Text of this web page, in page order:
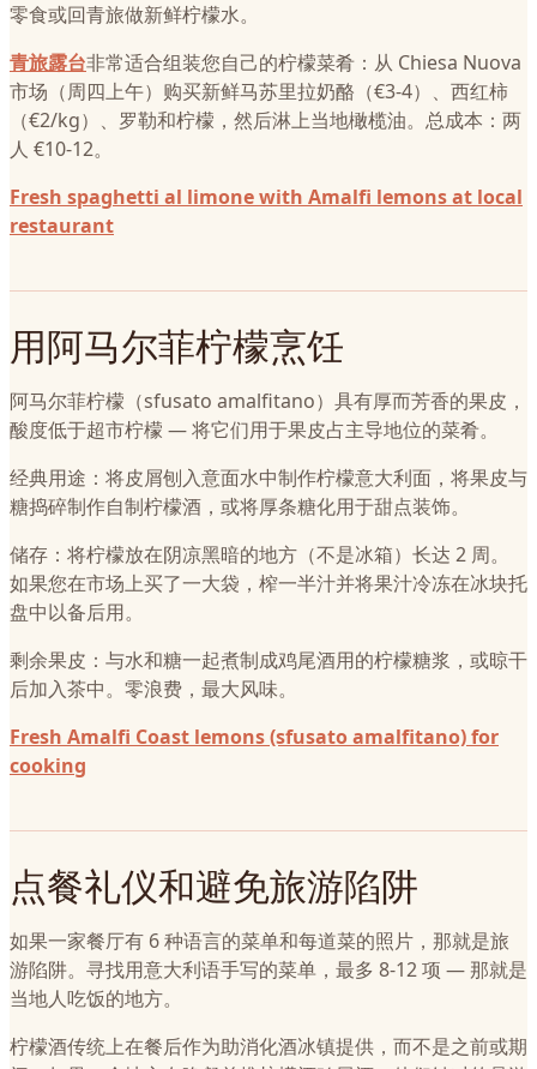
零食或回青旅做新鲜柠檬水。
青旅露台非常适合组装您自己的柠檬菜肴：从 Chiesa Nuova
市场（周四上午）购买新鲜马苏里拉奶酪（€3-4）、西红柿
（€2/kg）、罗勒和柠檬，然后淋上当地橄榄油。总成本：两
人 €10-12。
Fresh spaghetti al limone with Amalfi lemons at local
restaurant
用阿马尔菲柠檬烹饪
阿马尔菲柠檬（sfusato amalfitano）具有厚而芳香的果皮，
酸度低于超市柠檬 — 将它们用于果皮占主导地位的菜肴。
经典用途：将皮屑刨入意面水中制作柠檬意大利面，将果皮与
糖捣碎制作自制柠檬酒，或将厚条糖化用于甜点装饰。
储存：将柠檬放在阴凉黑暗的地方（不是冰箱）长达 2 周。
如果您在市场上买了一大袋，榨一半汁并将果汁冷冻在冰块托
盘中以备后用。
剩余果皮：与水和糖一起煮制成鸡尾酒用的柠檬糖浆，或晾干
后加入茶中。零浪费，最大风味。
Fresh Amalfi Coast lemons (sfusato amalfitano) for
cooking
点餐礼仪和避免旅游陷阱
如果一家餐厅有 6 种语言的菜单和每道菜的照片，那就是旅
游陷阱。寻找用意大利语手写的菜单，最多 8-12 项 — 那就是
当地人吃饭的地方。
柠檬酒传统上在餐后作为助消化酒冰镇提供，而不是之前或期